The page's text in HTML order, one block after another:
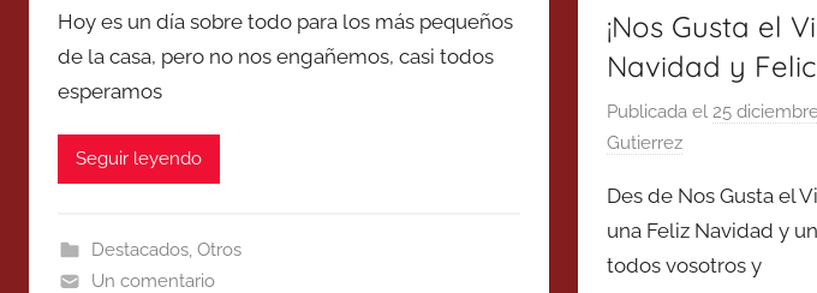
Hoy es un día sobre todo para los más pequeños
de la casa, pero no nos engañemos, casi todos
esperamos
Seguir leyendo
Destacados, Otros
Un comentario
¡Nos Gusta el
Navidad y
Publicada el25
Gutierrez
Des de Nos Gusta el
una Feliz Navidad y
todos vosotros y